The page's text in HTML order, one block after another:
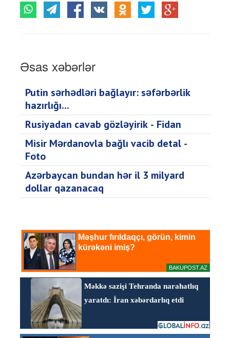
Əsas xəbərlər
Putin sərhədləri bağlayır: səfərbərlik
hazırlığı...
Rusiyadan cavab gözləyirik - Fidan
Misir Mərdanovla bağlı vacib detal -
Foto
Azərbaycan bundan hər il 3 milyard
dollar qazanacaq